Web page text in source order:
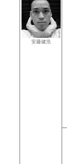
安藤健浩